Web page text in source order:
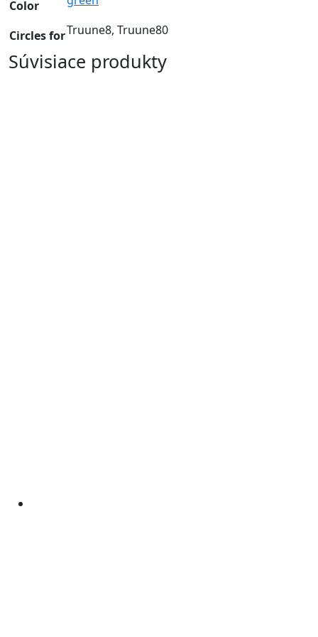
Color
Circles forTruune8, Truune80
Súvisiace produkty